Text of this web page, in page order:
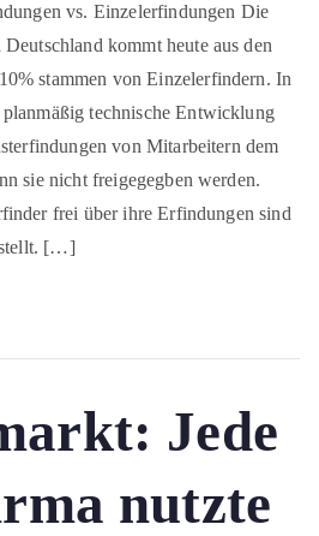
vs. Einzelerfindungen Die
kommt heute aus den
stammen von Einzelerfindern. In
technische Entwicklung
von Mitarbeitern dem
sie nicht freigegegben werden.
frei über ihre Erfindungen sind
[…]
Jede
nutzte